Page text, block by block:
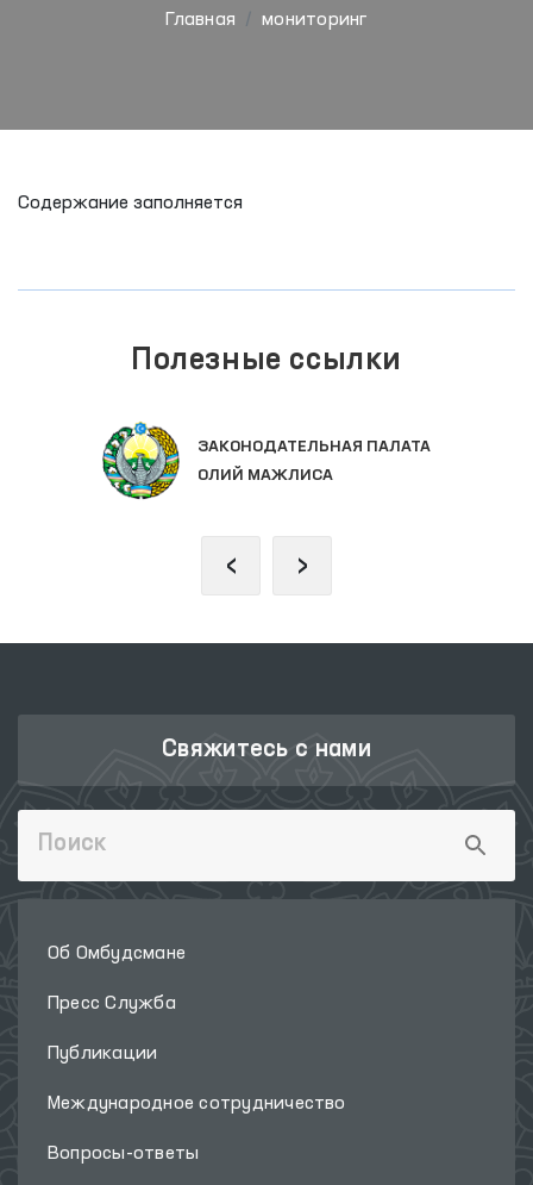
Главная мониторинг
Содержание заполняется
Полезные ссылки
ЗАКОНОДАТЕЛЬНАЯ ПАЛАТА
ОЛИЙ МАЖЛИСА
‹ ›
Свяжитесь с нами
Об Омбудсмане
Пресс Служба
Публикации
Международное сотрудничество
Вопросы-ответы